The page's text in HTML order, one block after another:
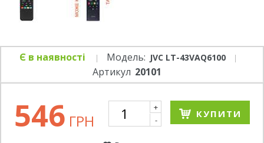
Є в наявності Модель: JVC LT-43VAQ6100
Артикул 20101
546 ГРН
+
-
КУПИТИ